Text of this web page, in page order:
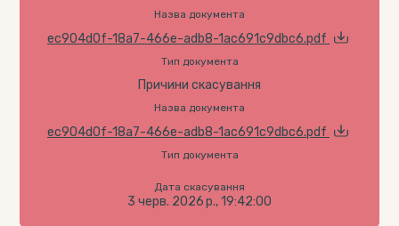
Назва документа
ec904d0f-18a7-466e-adb8-1ac691c9dbc6.pdf
Тип документа
Причини скасування
Назва документа
ec904d0f-18a7-466e-adb8-1ac691c9dbc6.pdf
Тип документа
Дата скасування
3 черв. 2026 р., 19:42:00